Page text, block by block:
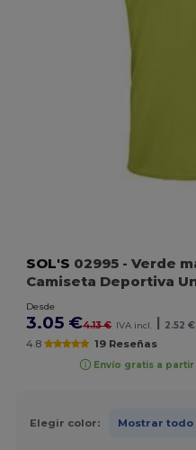
SOL'S 02995 - Verde
Camiseta Deportiva
Desde
3.05 €4.13 € IVA incl. 2.52 €
4.8 19 Reseñas
Envío gratis a
Elegir color: Mostrar todo